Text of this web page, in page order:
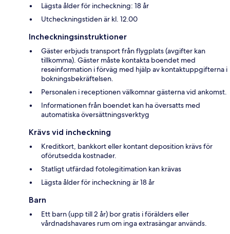
Lägsta ålder för incheckning: 18 år
Utcheckningstiden är kl. 12.00
Incheckningsinstruktioner
Gäster erbjuds transport från flygplats (avgifter kan
tillkomma). Gäster måste kontakta boendet med
reseinformation i förväg med hjälp av kontaktuppgifterna i
bokningsbekräftelsen.
Personalen i receptionen välkomnar gästerna vid ankomst.
Informationen från boendet kan ha översatts med
automatiska översättningsverktyg
Krävs vid incheckning
Kreditkort, bankkort eller kontant deposition krävs för
oförutsedda kostnader.
Statligt utfärdad fotolegitimation kan krävas
Lägsta ålder för incheckning är 18 år
Barn
Ett barn (upp till 2 år) bor gratis i förälders eller
vårdnadshavares rum om inga extrasängar används.